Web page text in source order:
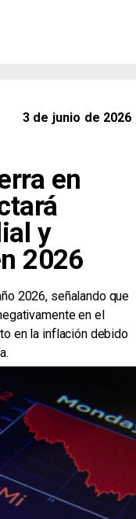
3 de junio de 2026
en
y
2026
2026, señalando que
en el
en la inflación debido